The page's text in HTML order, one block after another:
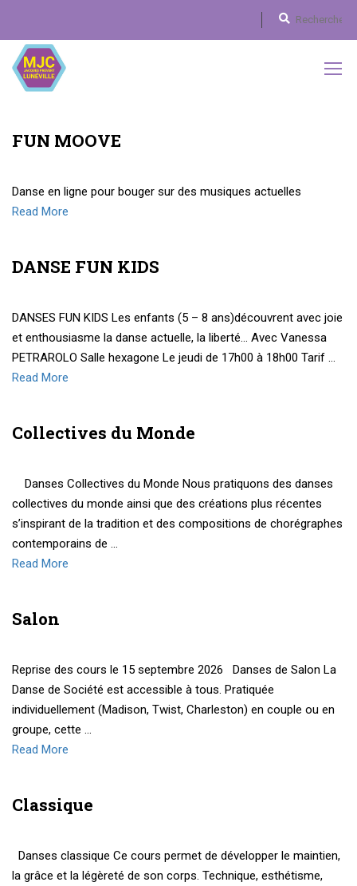
FUN MOOVE
Danse en ligne pour bouger sur des musiques actuelles
Read More
DANSE FUN KIDS
DANSES FUN KIDS Les enfants (5 – 8 ans)découvrent avec joie
et enthousiasme la danse actuelle, la liberté… Avec Vanessa
PETRAROLO Salle hexagone Le jeudi de 17h00 à 18h00 Tarif …
Read More
Collectives du Monde
Danses Collectives du Monde Nous pratiquons des danses
collectives du monde ainsi que des créations plus récentes
s’inspirant de la tradition et des compositions de chorégraphes
contemporains de …
Read More
Salon
Reprise des cours le 15 septembre 2026 Danses de Salon La
Danse de Société est accessible à tous. Pratiquée
individuellement (Madison, Twist, Charleston) en couple ou en
groupe, cette …
Read More
Classique
Danses classique Ce cours permet de développer le maintien,
la grâce et la légèreté de son corps. Technique, esthétisme,